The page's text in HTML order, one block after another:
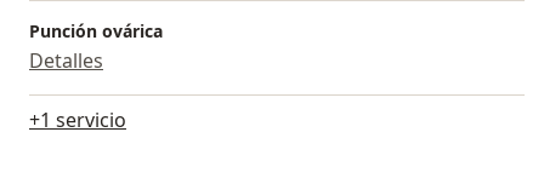
Punción ovárica
Detalles
+1 servicio